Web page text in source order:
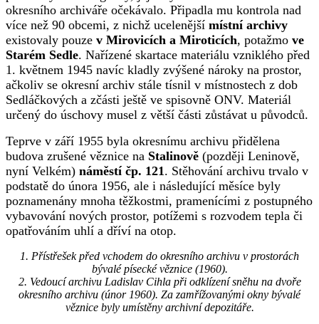
okresního archiváře očekávalo. Připadla mu kontrola nad
více než 90 obcemi, z nichž ucelenější místní archivy
existovaly pouze v Mirovicích a Miroticích, potažmo ve
Starém Sedle. Nařízené skartace materiálu vzniklého před
1. květnem 1945 navíc kladly zvýšené nároky na prostor,
ačkoliv se okresní archiv stále tísnil v místnostech z dob
Sedláčkových a zčásti ještě ve spisovně ONV. Materiál
určený do úschovy musel z větší části zůstávat u původců.
Teprve v září 1955 byla okresnímu archivu přidělena
budova zrušené věznice na Stalinově (později Leninově,
nyní Velkém) náměstí čp. 121 . Stěhování archivu trvalo v
podstatě do února 1956, ale i následující měsíce byly
poznamenány mnoha těžkostmi, pramenícími z postupného
vybavování nových prostor, potížemi s rozvodem tepla či
opatřováním uhlí a dříví na otop.
1. Přístřešek před vchodem do okresního archivu v prostorách
bývalé písecké věznice (1960).
2. Vedoucí archivu Ladislav Cihla při odklízení sněhu na dvoře
okresního archivu (únor 1960). Za zamřížovanými okny bývalé
věznice byly umístěny archivní depozitáře.